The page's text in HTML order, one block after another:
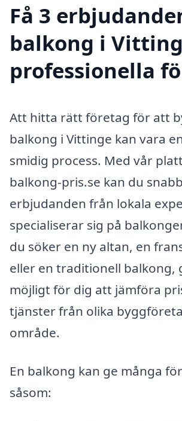
Få 3
balkong i
professionella
Att hitta rätt företag för att
balkong i Vittinge kan vara
smidig process. Med vår
balkong-pris.se kan du
erbjudanden från lokala
specialiserar sig på
du söker en ny altan, en
eller en traditionell balkong,
möjligt för dig att jämföra
tjänster från olika
område.
En balkong kan ge många
såsom: